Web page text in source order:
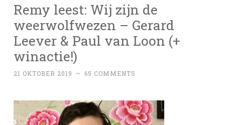
Remy leest: Wij zijn de
weerwolfwezen – Gerard
Leever & Paul van Loon (+
winactie!)
21 OKTOBER 2019 ~ 65 COMMENTS